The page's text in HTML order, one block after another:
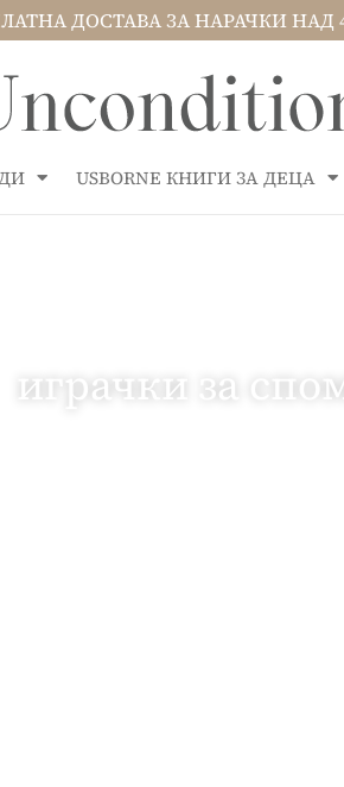
ДОСТАВА ЗА НАРАЧКИ НАД
USBORNE КНИГИ ЗА ДЕЦА
играчки за